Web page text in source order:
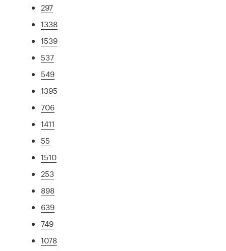
297
1338
1539
537
549
1395
706
1411
55
1510
253
898
639
749
1078